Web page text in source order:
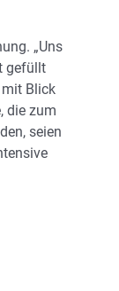
„Uns
gefüllt
mit Blick
die zum
seien